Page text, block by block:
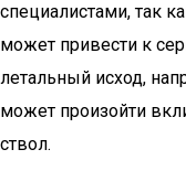
специалистами, так
может привести к
летальный исход,
может произойти
ствол.